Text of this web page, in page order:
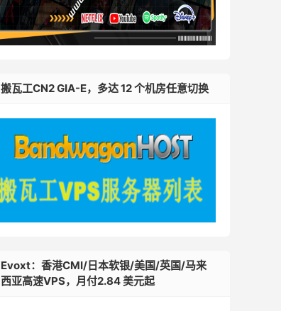
搬瓦工CN2 GIA-E，多达 12 个机房任意切换
Evoxt：香港CMI/日本软银/美国/英国/马来
西亚高速VPS，月付2.84 美元起